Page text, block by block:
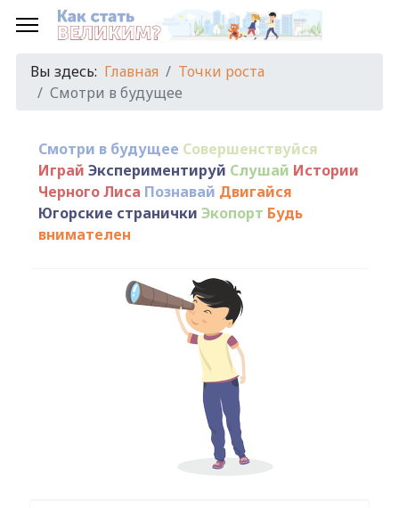
Вы здесь: Главная
Точки роста
Смотри в будущее
Смотри в будущее Совершенствуйся
Играй Экспериментируй Слушай Истории
Черного Лиса Познавай Двигайся
Югорские странички Экопорт Будь
внимателен